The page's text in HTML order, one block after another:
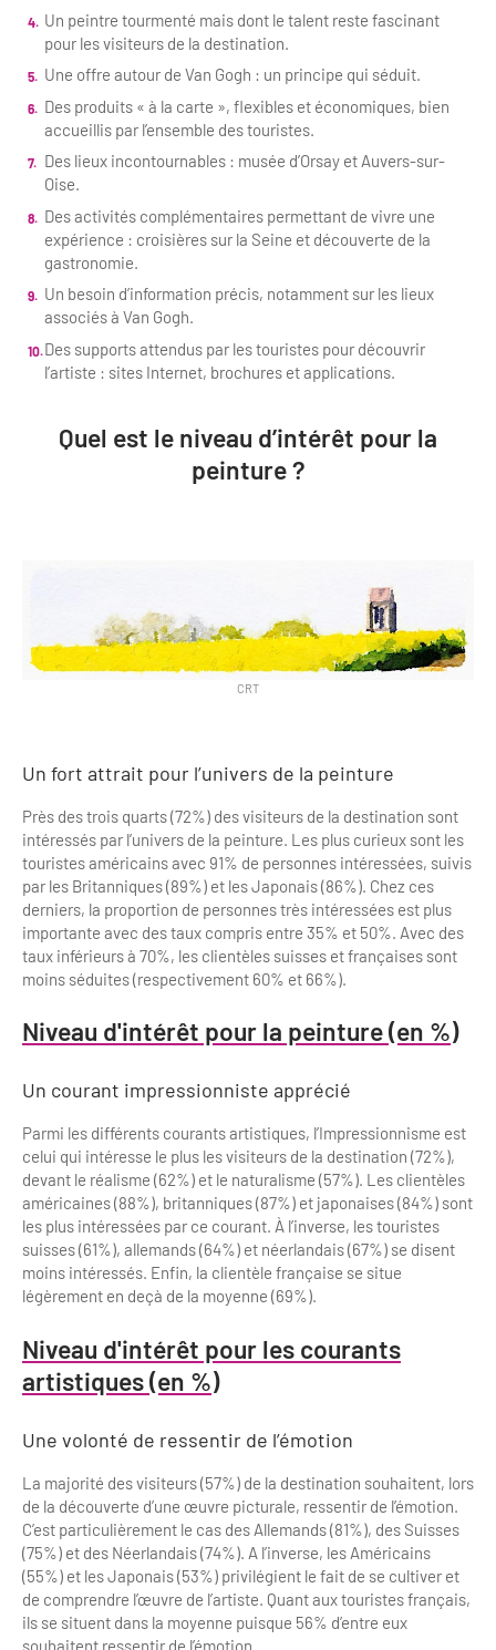
Un peintre tourmenté mais dont le talent reste fascinant
pour les visiteurs de la destination.
Une offre autour de Van Gogh : un principe qui séduit.
Des produits « à la carte », flexibles et économiques, bien
accueillis par l’ensemble des touristes.
Des lieux incontournables : musée d’Orsay et Auvers-sur-
Oise.
Des activités complémentaires permettant de vivre une
expérience : croisières sur la Seine et découverte de la
gastronomie.
Un besoin d’information précis, notamment sur les lieux
associés à Van Gogh.
Des supports attendus par les touristes pour découvrir
l’artiste : sites Internet, brochures et applications.
Quel est le niveau d’intérêt pour la
peinture ?
CRT
Un fort attrait pour l’univers de la peinture
Près des trois quarts (72%) des visiteurs de la destination sont
intéressés par l’univers de la peinture. Les plus curieux sont les
touristes américains avec 91% de personnes intéressées, suivis
par les Britanniques (89%) et les Japonais (86%). Chez ces
derniers, la proportion de personnes très intéressées est plus
importante avec des taux compris entre 35% et 50%. Avec des
taux inférieurs à 70%, les clientèles suisses et françaises sont
moins séduites (respectivement 60% et 66%).
Niveau d'intérêt pour la peinture (en %)
Un courant impressionniste apprécié
Parmi les différents courants artistiques, l’Impressionnisme est
celui qui intéresse le plus les visiteurs de la destination (72%),
devant le réalisme (62%) et le naturalisme (57%). Les clientèles
américaines (88%), britanniques (87%) et japonaises (84%) sont
les plus intéressées par ce courant. À l’inverse, les touristes
suisses (61%), allemands (64%) et néerlandais (67%) se disent
moins intéressés. Enfin, la clientèle française se situe
légèrement en deçà de la moyenne (69%).
Niveau d'intérêt pour les courants
artistiques (en %)
Une volonté de ressentir de l’émotion
La majorité des visiteurs (57%) de la destination souhaitent, lors
de la découverte d’une œuvre picturale, ressentir de l’émotion.
C’est particulièrement le cas des Allemands (81%), des Suisses
(75%) et des Néerlandais (74%). A l’inverse, les Américains
(55%) et les Japonais (53%) privilégient le fait de se cultiver et
de comprendre l’œuvre de l’artiste. Quant aux touristes français,
ils se situent dans la moyenne puisque 56% d’entre eux
souhaitent ressentir de l’émotion.